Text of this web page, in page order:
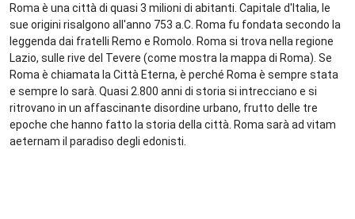
Roma è una città di quasi 3 milioni di abitanti. Capitale d'Italia, le
sue origini risalgono all'anno 753 a.C. Roma fu fondata secondo la
leggenda dai fratelli Remo e Romolo. Roma si trova nella regione
Lazio, sulle rive del Tevere (come mostra la mappa di Roma). Se
Roma è chiamata la Città Eterna, è perché Roma è sempre stata
e sempre lo sarà. Quasi 2.800 anni di storia si intrecciano e si
ritrovano in un affascinante disordine urbano, frutto delle tre
epoche che hanno fatto la storia della città. Roma sarà ad vitam
aeternam il paradiso degli edonisti.